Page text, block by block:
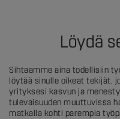
Löydä
Sihtaamme aina todellisiin
löytää sinulle oikeat tekijät,
yrityksesi kasvun ja
tulevaisuuden muuttuvissa
matkalla kohti parempia